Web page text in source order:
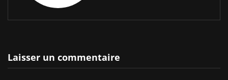
Laisser un commentaire